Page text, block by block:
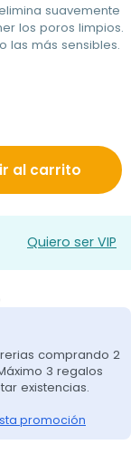
suavemente
los poros limpios.
las más sensibles.
al carrito
Quiero ser VIP
comprando 2
3 regalos
existencias.
promoción